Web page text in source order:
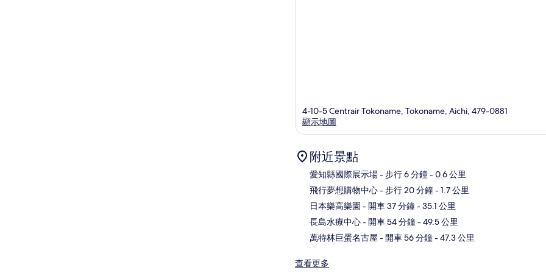
4-10-5 Centrair Tokoname, Tokoname, Aichi, 479-0881
顯示地圖
附近景點
愛知縣國際展示場- 步行 6 分鐘- 0.6 公里
飛行夢想購物中心- 步行 20 分鐘- 1.7 公里
日本樂高樂園 - 開車 37 分鐘- 35.1 公里
長島水療中心- 開車 54 分鐘- 49.5 公里
萬特林巨蛋名古屋 - 開車 56 分鐘- 47.3 公里
查看更多